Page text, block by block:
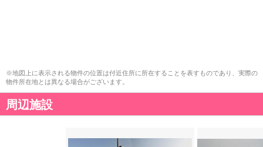
※地図上に表示される物件の位置は付近住所に所在することを表すものであり、実際の
物件所在地とは異なる場合がございます。
周辺施設